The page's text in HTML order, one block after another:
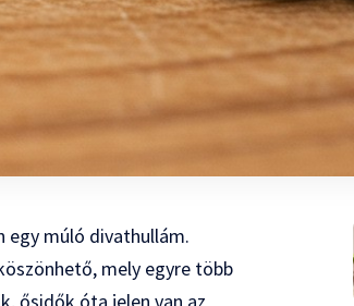
egy múló divathullám.
mely egyre több